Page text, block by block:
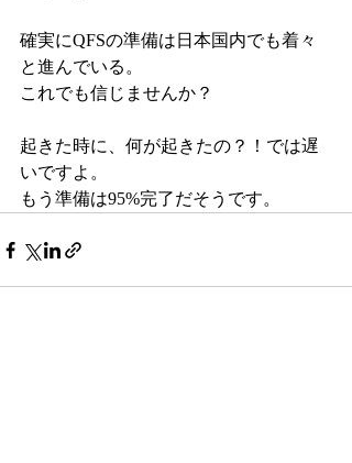
確実にQFSの準備は日本国内でも着々
と進んでいる。
これでも信じませんか？
起きた時に、何が起きたの？！では遅
いですよ。
もう準備は95%完了だそうです。